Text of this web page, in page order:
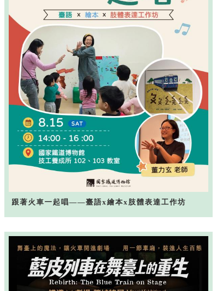
跟著火車一起唱——臺語x繪本x肢體表達工作坊